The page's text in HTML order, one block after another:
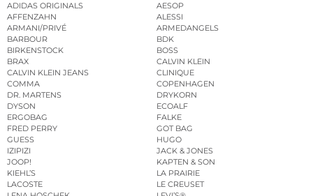
ADIDAS ORIGINALS
AESOP
AFFENZAHN
ALESSI
ARMANI/PRIVÉ
ARMEDANGELS
BARBOUR
BDK
BIRKENSTOCK
BOSS
BRAX
CALVIN KLEIN
CALVIN KLEIN JEANS
CLINIQUE
COMMA
COPENHAGEN
DR. MARTENS
DRYKORN
DYSON
ECOALF
ERGOBAG
FALKE
FRED PERRY
GOT BAG
GUESS
HUGO
IZIPIZI
JACK & JONES
JOOP!
KAPTEN & SON
KIEHL’S
LA PRAIRIE
LACOSTE
LE CREUSET